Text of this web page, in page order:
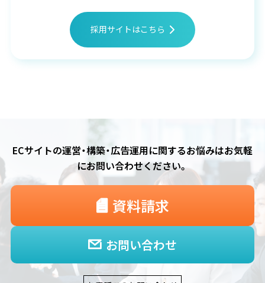
採用サイトはこちら
ECサイトの運営・構築・広告運用に関するお悩みはお気軽
にお問い合わせください。
お問い合わせ
資料請求